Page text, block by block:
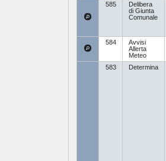
585
Delibera
di Giunta
Comunale
584
Avvisi
Allerta
Meteo
583 Determina